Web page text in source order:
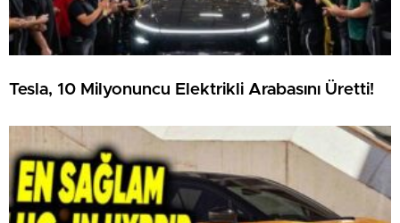
Tesla, 10 Milyonuncu Elektrikli Arabasını Üretti!